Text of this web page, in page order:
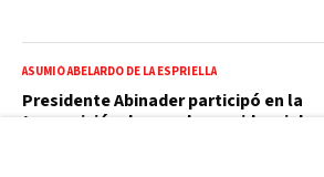
ASUMIÓ ABELARDO DE LA ESPRIELLA
Presidente Abinader participó en la
transmisión de mando presidencial en